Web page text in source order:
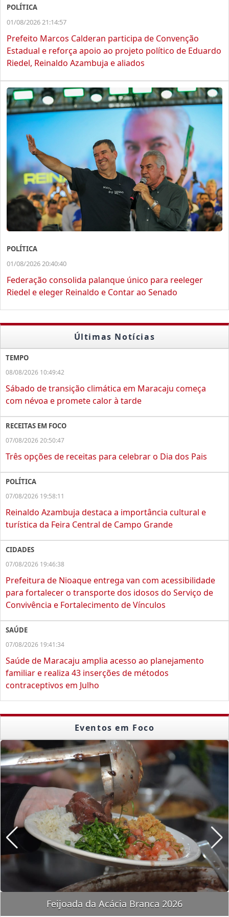
POLÍTICA
01/08/2026 21:14:57
Prefeito Marcos Calderan participa de Convenção
Estadual e reforça apoio ao projeto político de Eduardo
Riedel, Reinaldo Azambuja e aliados
POLÍTICA
01/08/2026 20:40:40
Federação consolida palanque único para reeleger
Riedel e eleger Reinaldo e Contar ao Senado
Últimas Notícias
TEMPO
08/08/2026 10:49:42
Sábado de transição climática em Maracaju começa
com névoa e promete calor à tarde
RECEITAS EM FOCO
07/08/2026 20:50:47
Três opções de receitas para celebrar o Dia dos Pais
POLÍTICA
07/08/2026 19:58:11
Reinaldo Azambuja destaca a importância cultural e
turística da Feira Central de Campo Grande
CIDADES
07/08/2026 19:46:38
Prefeitura de Nioaque entrega van com acessibilidade
para fortalecer o transporte dos idosos do Serviço de
Convivência e Fortalecimento de Vínculos
SAÚDE
07/08/2026 19:41:34
Saúde de Maracaju amplia acesso ao planejamento
familiar e realiza 43 inserções de métodos
contraceptivos em Julho
Eventos em Foco
Encontro "Amigos do Portela"